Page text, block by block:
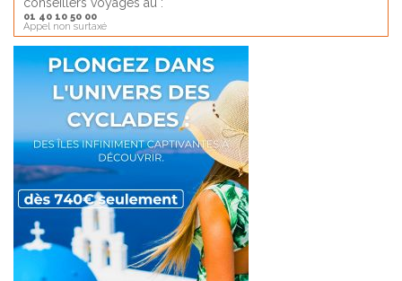
01 40 10 50 00
Appel non surtaxé